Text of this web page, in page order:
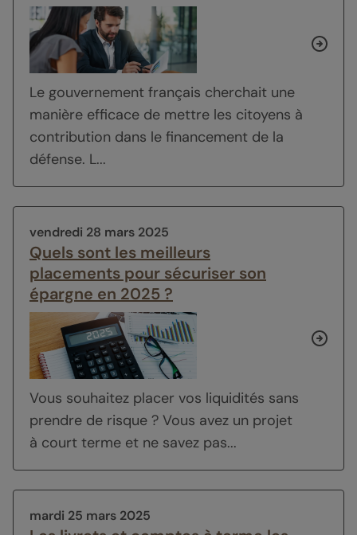
Le gouvernement français cherchait une
manière efficace de mettre les citoyens à
contribution dans le financement de la
défense. L...
vendredi 28 mars 2025
Quels sont les meilleurs
placements pour sécuriser son
épargne en 2025 ?
Vous souhaitez placer vos liquidités sans
prendre de risque ? Vous avez un projet
à court terme et ne savez pas...
mardi 25 mars 2025